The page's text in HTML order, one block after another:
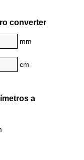
converter
mm
cm
a